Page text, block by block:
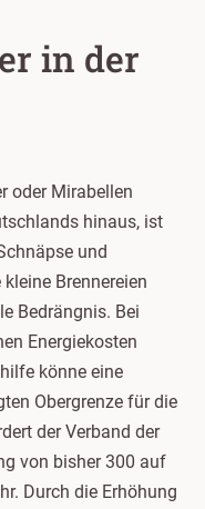
in der
oder Mirabellen
hinaus, ist
und
Brennereien
Bedrängnis. Bei
Energiekosten
könne eine
Obergrenze für die
der Verband der
von bisher 300 auf
Durch die Erhöhung